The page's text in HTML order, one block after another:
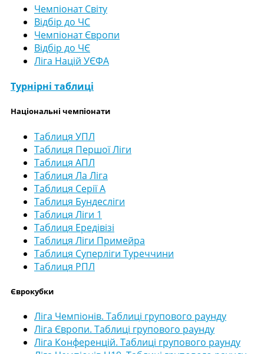
Чемпіонат Світу
Відбір до ЧС
Чемпіонат Європи
Відбір до ЧЄ
Ліга Націй УЄФА
Турнірні таблиці
Національні чемпіонати
Таблиця УПЛ
Таблиця Першої Ліги
Таблиця АПЛ
Таблиця Ла Ліга
Таблиця Серії А
Таблиця Бундесліги
Таблиця Ліги 1
Таблиця Ередівізі
Таблиця Ліги Примейра
Таблиця Суперліги Туреччини
Таблиця РПЛ
Єврокубки
Ліга Чемпіонів. Таблиці групового раунду
Ліга Європи. Таблиці групового раунду
Ліга Конференцій. Таблиці групового раунду